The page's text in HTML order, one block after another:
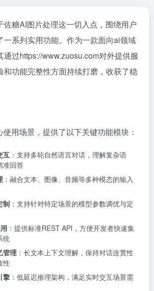
佐糖AI图片处理这一切入点，围绕用户
一系列实用功能。作为一款面向ai领域
通过https://www.zuosu.com对外提供服
和功能完整性方面持续打磨，收获了稳
用场景，提供了以下关键功能模块：
互 ：支持多轮自然语言对话，理解复杂语
准回答
：融合文本、图像、音频等多种模态的输入
制 ：支持针对特定场景的模型参数调优与定
：提供标准REST API，方便开发者快速集
统
管理 ：长文本上下文理解，保持对话连贯性
性
擎 ：低延迟推理架构，满足实时交互场景需